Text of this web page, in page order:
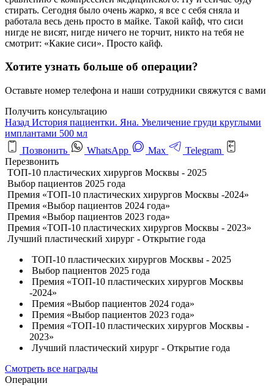
стирать. Сегодня было очень жарко, я все с себя сняла и
работала весь день просто в майке. Такой кайф, что сиси
нигде не висят, нигде ничего не торчит, никто на тебя не
смотрит: «Какие сиси». Просто кайф.
Хотите узнать больше об операции?
Оставьте номер телефона и наши сотрудники свяжутся с вами
Получить консультацию
Назад История пациентки. Яна. Увеличение груди круглыми
имплантами 500 мл
Позвонить
WhatsApp Max
Telegram
Перезвонить
ТОП-10 пластических хирургов Москвы - 2025
Выбор пациентов 2025 года
Премия «ТОП-10 пластических хирургов Москвы -2024»
Премия «Выбор пациентов 2024 года»
Премия «Выбор пациентов 2023 года»
Премия «ТОП-10 пластических хирургов Москвы - 2023»
Лучший пластический хирург - Открытие года
ТОП-10 пластических хирургов Москвы - 2025
Выбор пациентов 2025 года
Премия «ТОП-10 пластических хирургов Москвы
-2024»
Премия «Выбор пациентов 2024 года»
Премия «Выбор пациентов 2023 года»
Премия «ТОП-10 пластических хирургов Москвы -
2023»
Лучший пластический хирург - Открытие года
Смотреть все награды
Операции